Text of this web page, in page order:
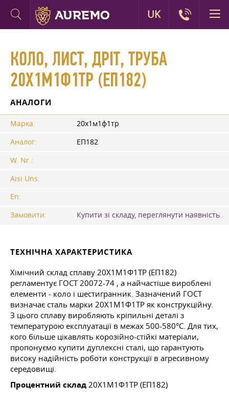
КОЛО, ЛИСТ, ДРІТ, ТРУБА
20Х1М1Ф1ТР (ЕП182)
АНАЛОГИ
Марка:
20х1м1ф1тр
Аналог:
ЕП182
W. Nr.:
Aisi Uns:
En:
Замовити:
Купити зі складу, переглянути наявність
ТЕХНІЧНА ХАРАКТЕРИСТИКА
Хімічний склад сплаву 20Х1М1Ф1ТР (ЕП182)
регламентує ГОСТ 20072-74 , а найчастіше вироблені
елементи - коло і шестигранник. Зазначений ГОСТ
визначає сталь марки 20Х1М1Ф1ТР як конструкційну.
З цього сплаву виробляють кріпильні деталі з
температурою експлуатації в межах 500-580°С. Для тих,
кого більше цікавлять корозійно-стійкі матеріали,
пропонуємо купити дуплексні сталі, що гарантують
високу надійність роботи конструкції в агресивному
середовищі.
Процентний склад 20Х1M1Ф1ТР (ЕП182)
UK